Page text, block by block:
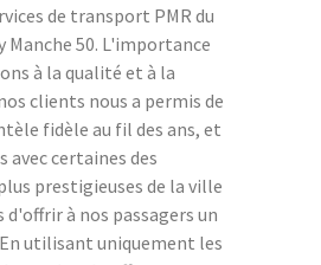
de transport PMR du
Manche 50. L'importance
à la qualité et à la
clients nous a permis de
fidèle au fil des ans, et
certaines des
prestigieuses de la ville
à nos passagers un
utilisant uniquement les